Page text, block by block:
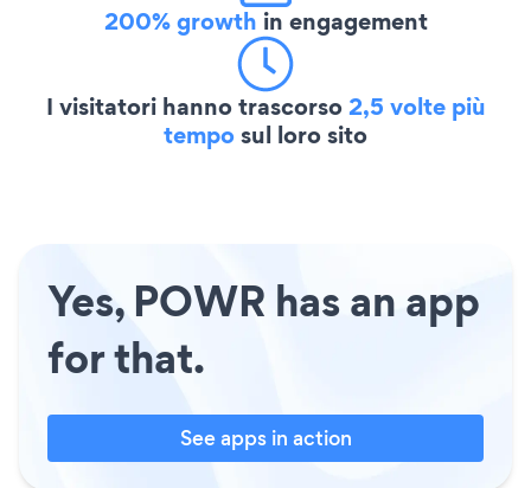
200% growth in engagement
I visitatori hanno trascorso2,5 volte più
temposul loro sito
Yes, POWR has an app
for that.
See apps in action